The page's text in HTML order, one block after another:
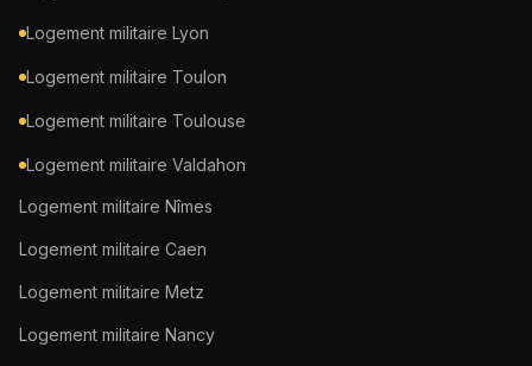
Logement militaire Lyon
Logement militaire Toulon
Logement militaire Toulouse
Logement militaire Valdahon
Logement militaire Nîmes
Logement militaire Caen
Logement militaire Metz
Logement militaire Nancy